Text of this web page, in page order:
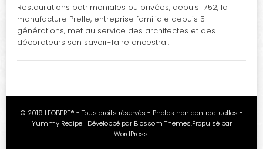
Restaurations patrimoniales ou privées, depuis 1752, la
manufacture Prelle, entreprise familiale depuis 5
générations, met au service des architectes et des
décorateurs son savoir-faire ancestral.
© 2019 LEOBERT® - Tous droits réservés - Photos non contractuelles -
Yummy Recipe | Développé par Blossom Themes.Propulsé par
WordPress.